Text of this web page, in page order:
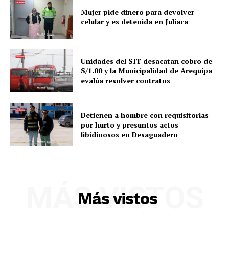
Diario los Andes
Nosotros
Contacto
Mujer pide dinero para devolver
celular y es detenida en Juliaca
Unidades del SIT desacatan cobro de
S/1.00 y la Municipalidad de Arequipa
evalúa resolver contratos
Detienen a hombre con requisitorias
por hurto y presuntos actos
libidinosos en Desaguadero
Más vistos
MÁS VISTOS